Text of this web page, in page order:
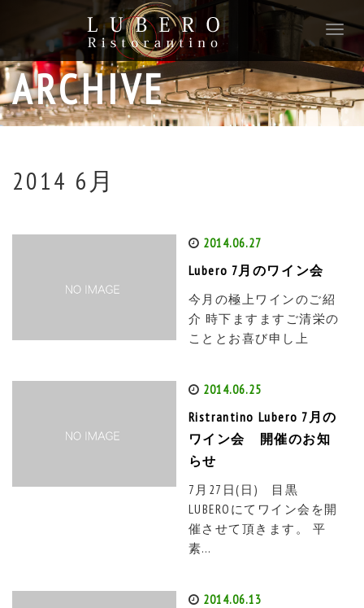
T
o
g
g
l
e
ARCHIVE
2014 6月
2014.06.27
Lubero 7月のワイン会
今月の極上ワインのご紹
介 時下ますますご清栄の
こととお喜び申し上
2014.06.25
Ristrantino Lubero 7月の
ワイン会 開催のお知
らせ
7月27日(日) 目黒
LUBEROにてワイン会を開
催させて頂きます。 平
素…
2014.06.13